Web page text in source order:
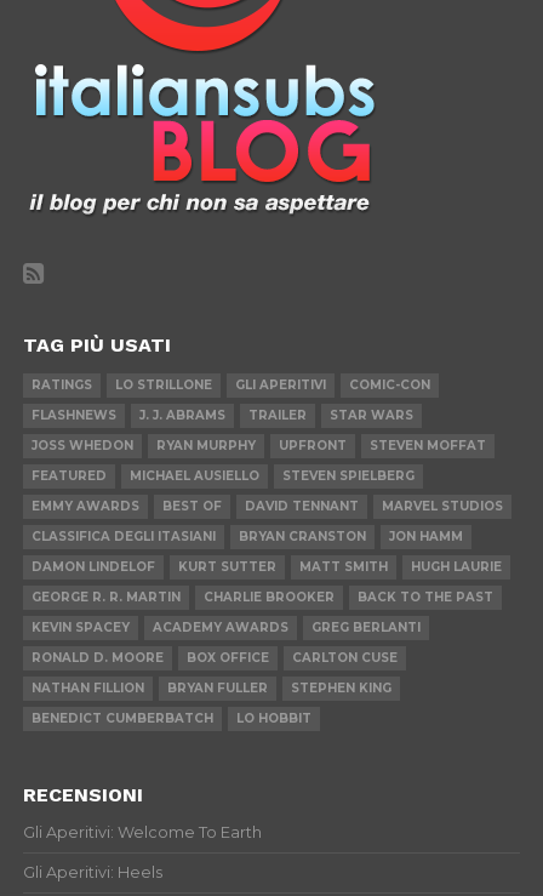
TAG PIÙ USATI
RATINGS LO STRILLONE GLI APERITIVI
COMIC-CON
FLASHNEWS
J. J. ABRAMS TRAILER
STAR WARS
JOSS WHEDON
RYAN MURPHY UPFRONT
STEVEN MOFFAT
FEATURED
MICHAEL AUSIELLO
STEVEN SPIELBERG
EMMY AWARDS
BEST OF DAVID TENNANT
MARVEL STUDIOS
CLASSIFICA DEGLI ITASIANI
BRYAN CRANSTON
JON HAMM
DAMON LINDELOF
KURT SUTTER MATT SMITH
HUGH LAURIE
GEORGE R. R. MARTIN
CHARLIE BROOKER
BACK TO THE PAST
KEVIN SPACEY
ACADEMY AWARDS
GREG BERLANTI
RONALD D. MOORE
BOX OFFICE
CARLTON CUSE
NATHAN FILLION
BRYAN FULLER
STEPHEN KING
BENEDICT CUMBERBATCH
LO HOBBIT
RECENSIONI
Gli Aperitivi: Welcome To Earth
Gli Aperitivi: Heels